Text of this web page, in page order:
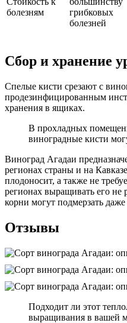
болезням
грибковых
болезней
Сбор и хранение
Спелые кисти срезают с
продезинфицированным
хранения в ящиках.
В прохладных
виноградные кисти
Виноград Агадаи
регионах страны и на
плодоносит, а также не
регионах выращивать его не
корни могут подмерзать
Отзывы
Подходит ли этот
выращивания в вашей